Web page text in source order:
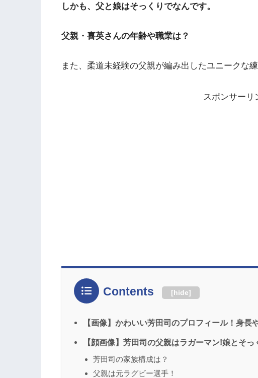
しかも、父と娘はそっくりでなんです。
父親・喜英さんの年齢や職業は？
また、柔道未経験の父親が編み出したユニークな
スポンサーリ
Contents [hide]
【画像】かわいい芳田司のプロフィール！身長
【顔画像】芳田司の父親はラガーマン!娘とそ
芳田司の家族構成は？
父親は元ラグビー選手！